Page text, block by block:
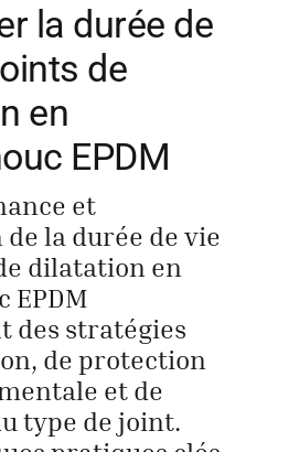
la durée de
de
en
EPDM
et
la durée de vie
dilatation en
EPDM
des stratégies
de protection
et de
type de joint.